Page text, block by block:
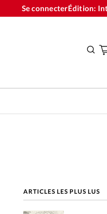
Se connecterÉdition:
ARTICLES LES PLUS LUS